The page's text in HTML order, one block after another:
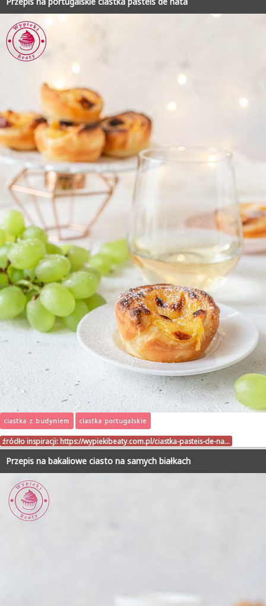
ciastka z budyniem ciastka portugalskie
źródło inspiracji: https://wypiekibeaty.com.pl/ciastka-pasteis-de-na…
Przepis na bakaliowe ciasto na samych białkach